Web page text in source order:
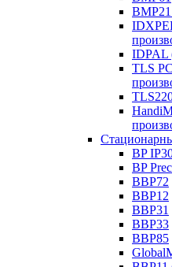
IDPAL
TLS
BP
BP
BBP72
BBP12
BBP31
BBP33
BBP85